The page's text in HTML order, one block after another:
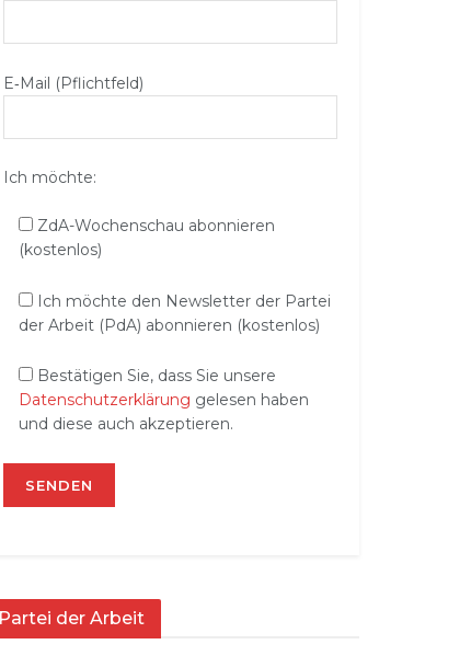
E‑Mail (Pflichtfeld)
Ich möchte:
ZdA-Wochenschau abonnieren
(kostenlos)
Ich möchte den Newsletter der Partei
der Arbeit (PdA) abonnieren (kostenlos)
Bestätigen Sie, dass Sie unsere
Datenschutzerklärung gelesen haben
und diese auch akzeptieren.
Partei der Arbeit